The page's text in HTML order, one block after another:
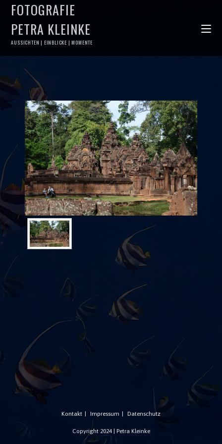
FOTOGRAFIE
PETRA KLEINKE
AUSSICHTEN | EINBLICKE | MOMENTE
Kontakt Impressum Datenschutz
Copyright 2024 | Petra Kleinke